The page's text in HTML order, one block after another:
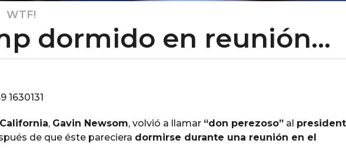
,WTF!
dormido en reunión…
, Gavin Newsom, volvió a llamar “don perezoso” al
de que éste pareciera dormirse durante una reunión en el